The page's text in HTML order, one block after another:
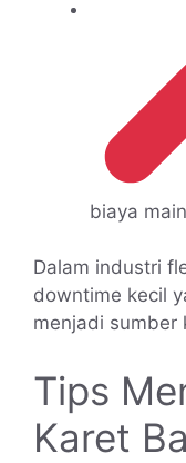
biaya
Dalam industri
downtime kecil
menjadi sumber
Tips
Karet